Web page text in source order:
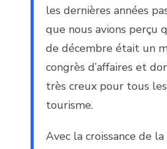
les dernières années
que nous avions perçu
de décembre était un
congrès d’affaires et
très creux pour tous
tourisme.
Avec la croissance de